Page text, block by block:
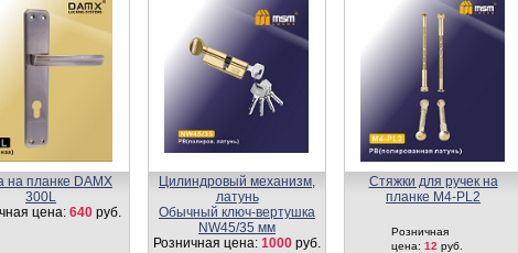
на планке DAMX
300L
цена: 640руб.
Цилиндровый механизм,
латунь
Обычный ключ-вертушка
NW45/35 мм
Розничная цена: 1000 руб.
Стяжки для ручек на
планке М4-PL2
Розничная
цена: 12 руб.